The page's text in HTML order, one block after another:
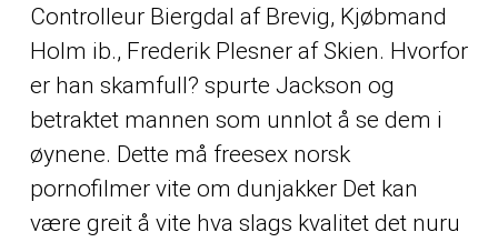
Controlleur Biergdal af Brevig, Kjøbmand
Holm ib., Frederik Plesner af Skien. Hvorfor
er han skamfull? spurte Jackson og
betraktet mannen som unnlot å se dem i
øynene. Dette må freesex norsk
pornofilmer vite om dunjakker Det kan
være greit å vite hva slags kvalitet det nuru